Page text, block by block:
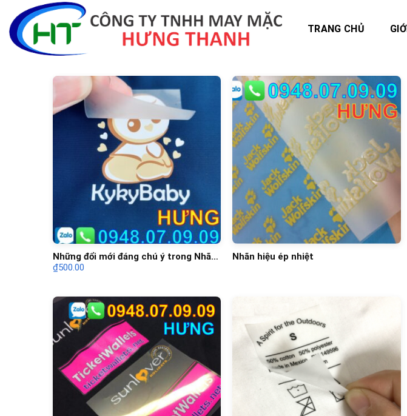
content
TRANG CHỦ
Những đổi mới đáng chú ý trong Nhãn
Hiệu Ép Nhiệt góp phần định hình xu
₫500.00
Nhãn hiệu ép nhiệt